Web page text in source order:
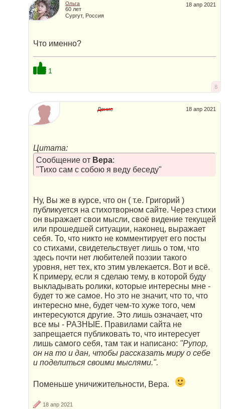
18 апр 2021
Ольга
60 лет
Сургут, Россия
Что именно?
1
8
18 апр 2021
Денис
Цитата:
Сообщение от Вера:
"Тихо сам с собою я веду беседу"
Ну, Вы же в курсе, что он ( т.е. Григорий )
публикуется на стихотворном сайте. Через стихи
он выражает свои мысли, своё видение текущей
или прошедшей ситуации, наконец, выражает
себя. То, что никто не комментирует его посты
со стихами, свидетельствует лишь о том, что
здесь почти нет любителей поэзии такого
уровня, нет тех, кто этим увлекается. Вот и всё.
К примеру, если я сделаю тему, в которой буду
выкладывать ролики, которые интересны мне -
будет то же самое. Но это не значит, что то, что
интересно мне, будет чем-то хуже того, чем
интересуются другие. Это лишь означает, что
все мы - РАЗНЫЕ. Правилами сайта не
запрещается публиковать то, что интересует
лишь самого себя, там так и написано: "Рупор,
он на то и дан, чтобы рассказать миру о себе
и поделиться своими мыслями.".
Поменьше уничижительности, Вера.
18 апр 2021